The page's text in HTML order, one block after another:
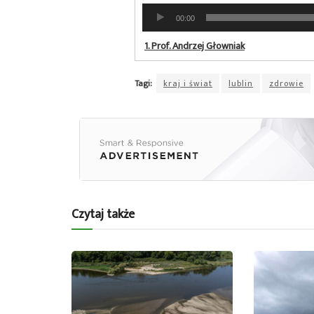
Odtwarzacz
plików
dźwiękowych
00:00
1.Prof. Andrzej Głowniak
Tagi: kraj i świat lublin zdrowie
Czytaj także